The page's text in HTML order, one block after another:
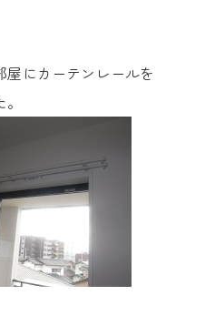
屋にカーテンレールを